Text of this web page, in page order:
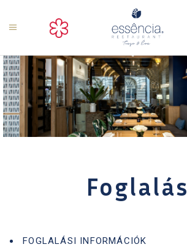
Foglalás
FOGLALÁSI INFORMÁCIÓK